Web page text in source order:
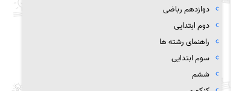
دوازدهم رباضی
دوم ابتدایی
راهنمای رشته ها
سوم ابتدایی
ششم